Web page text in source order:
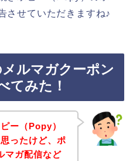
させていただきますね♪
ルマガクーポン
てみた！
ー（Popy）
ったけど、ポ
マガ配信など